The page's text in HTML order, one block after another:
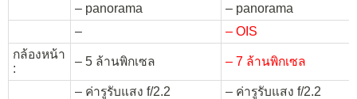
– panorama
– panorama
–
– OIS
กล้องหน้า
:
– 5 ล้านพิกเซล – 7 ล้านพิกเซล
– ค่ารูรับแสง f/2.2
– ค่ารูรับแสง f/2.2